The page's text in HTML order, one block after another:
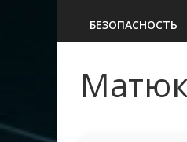
БЕЗОПАСНОСТЬ